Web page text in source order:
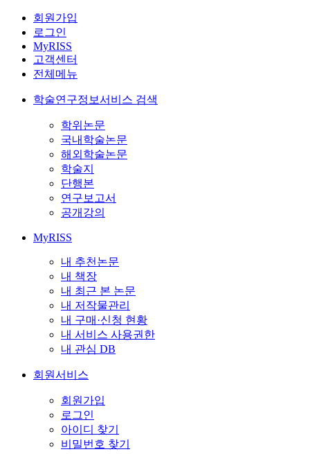
회원가입
로그인
MyRISS
고객센터
전체메뉴
학술연구정보서비스 검색
학위논문
국내학술논문
해외학술논문
학술지
단행본
연구보고서
공개강의
MyRISS
내 추천논문
내 책장
내 최근 본 논문
내 저작물관리
내 구매·신청 현황
내 서비스 사용권한
내 관심 DB
회원서비스
회원가입
로그인
아이디 찾기
비밀번호 찾기